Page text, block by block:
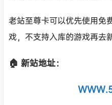
老站至尊卡可以优先使用免
戏，不支持入库的游戏再去
🏠 新站地址：